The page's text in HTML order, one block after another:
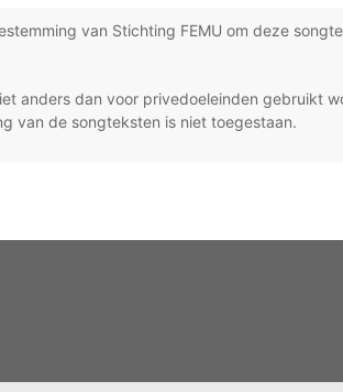
van Stichting FEMU om deze
anders dan voor privedoeleinden gebruikt
van de songteksten is niet toegestaan.